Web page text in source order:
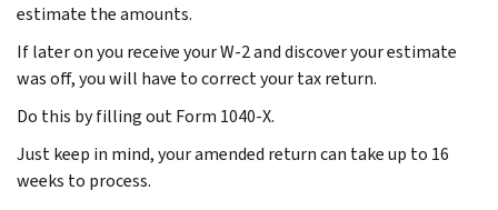
estimate the amounts.
If later on you receive your W-2 and discover your estimate
was off, you will have to correct your tax return.
Do this by filling out Form 1040-X.
Just keep in mind, your amended return can take up to 16
weeks to process.